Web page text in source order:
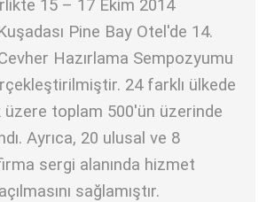
15 – 17 Ekim 2014
Pine Bay Otel'de 14.
Hazırlama Sempozyumu
24 farklı ülkede
üzere toplam 500'ün üzerinde
Ayrıca, 20 ulusal ve 8
sergi alanında hizmet
sağlamıştır.